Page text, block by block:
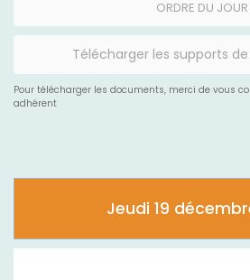
ORDRE DU JOUR
Télécharger les supports
Pour télécharger les documents, merci de vous
adhérent
Jeudi 19